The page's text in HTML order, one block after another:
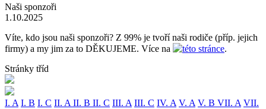
Naši sponzoři
1.10.2025
Víte, kdo jsou naši sponzoři? Z 99% je tvoří naši rodiče (příp. jejich
firmy) a my jim za to DĚKUJEME. Více na
této stránce.
Stránky tříd
I. A I. B I. C II. A II. B II. C III. A III. C IV. A V. A V. B VII. A VII.